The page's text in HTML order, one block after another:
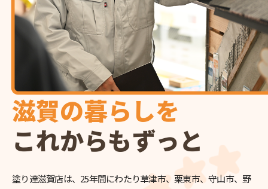
滋賀の暮らしを
これからもずっと
塗り達滋賀店は、25年間にわたり草津市、栗東市、守山市、野